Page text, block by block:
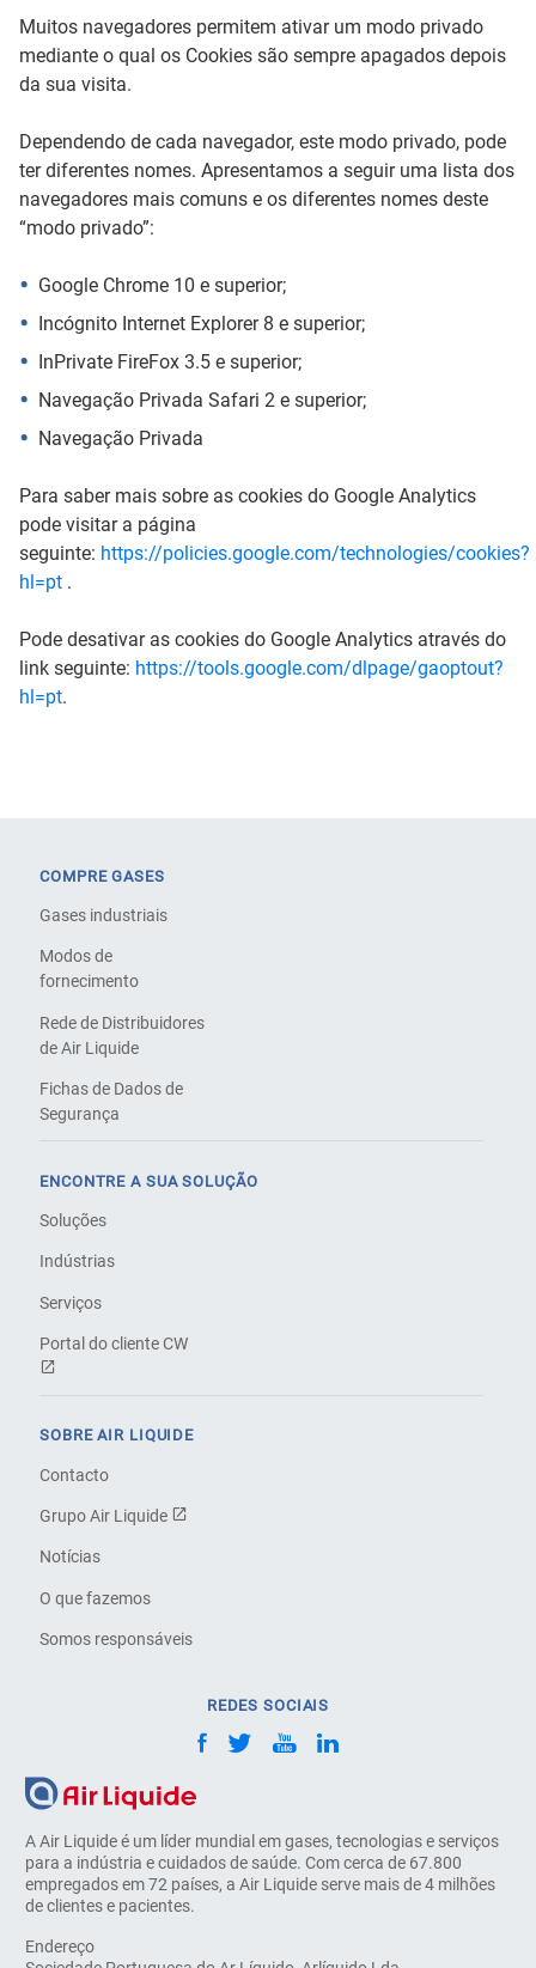
Muitos navegadores permitem ativar um modo privado
mediante o qual os Cookies são sempre apagados depois
da sua visita.
Dependendo de cada navegador, este modo privado, pode
ter diferentes nomes. Apresentamos a seguir uma lista dos
navegadores mais comuns e os diferentes nomes deste
“modo privado”:
Google Chrome 10 e superior;
Incógnito Internet Explorer 8 e superior;
InPrivate FireFox 3.5 e superior;
Navegação Privada Safari 2 e superior;
Navegação Privada
Para saber mais sobre as cookies do Google Analytics
pode visitar a página
seguinte: https://policies.google.com/technologies/cookies?
hl=pt .
Pode desativar as cookies do Google Analytics através do
link seguinte: https://tools.google.com/dlpage/gaoptout?
hl=pt.
A Air Liquide é um líder mundial em gases, tecnologias e serviços
para a indústria e cuidados de saúde. Com cerca de 67.800
empregados em 72 países, a Air Liquide serve mais de 4 milhões
de clientes e pacientes.
Endereço
COMPRE GASES
Gases industriais
Modos de
fornecimento
Rede de Distribuidores
de Air Liquide
Fichas de Dados de
Segurança
ENCONTRE A SUA SOLUÇÃO
Soluções
Indústrias
Serviços
Portal do cliente CW
SOBRE AIR LIQUIDE
Contacto
Grupo Air Liquide
Notícias
O que fazemos
Somos responsáveis
REDES SOCIAIS